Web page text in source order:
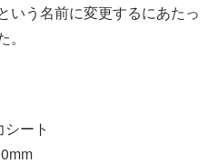
いう名前に変更するにあたっ
ート